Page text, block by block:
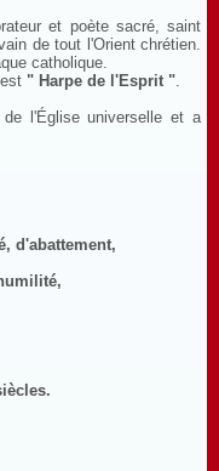
et poète sacré, saint
de tout l'Orient chrétien.
catholique.
" Harpe de l'Esprit ".
l'Église universelle et a
d'abattement,